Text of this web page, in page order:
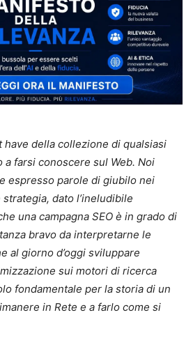
have della collezione di qualsiasi
a farsi conoscere sul Web. Noi
espresso parole di giubilo nei
dato l’ineludibile
una campagna SEO è in grado di
bravo da interpretarne le
al giorno d’oggi sviluppare
sui motori di ricerca
fondamentale per la storia di un
in Rete e a farlo come si